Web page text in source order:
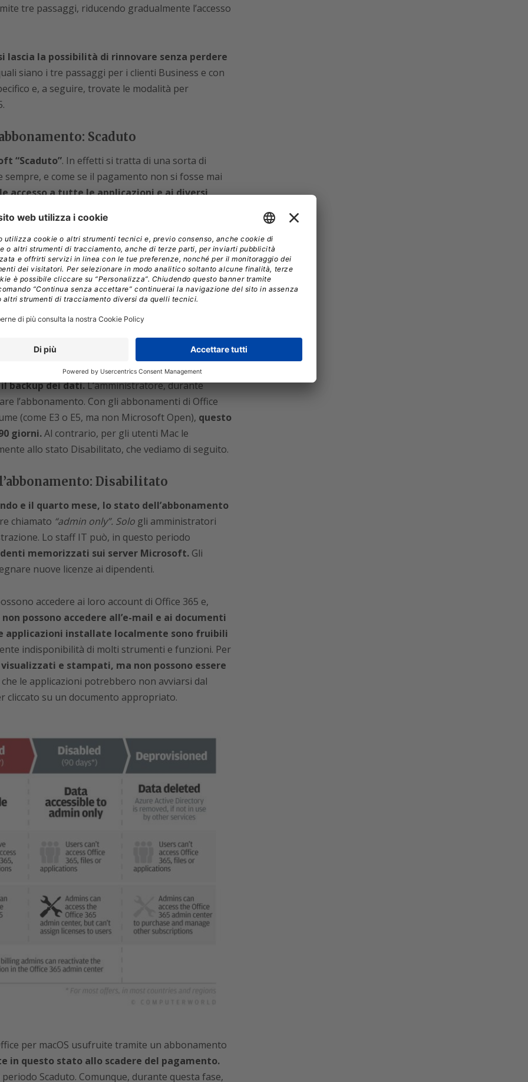
tre passaggi, riducendo gradualmente l’accesso
lascia la possibilità di rinnovare senza perdere
siano i tre passaggi per i clienti Business e con
e, a seguire, trovate le modalità per
Scaduto
“Scaduto”. In effetti si tratta di una sorta di
e come se il pagamento non si fosse mai
accesso a tutte le applicazioni e ai diversi
del piano aziendale scelto.
nessun dato sia rimosso dai server di Microsoft
file archiviati su OneDrive for Business).
non vuol dire essere sospesi
dal servizio
dell’amministratore di Office 365, ancora accedere
applicazioni o licenze
. Può anche assegnare
Qualora l’azienda avesse già deciso di
backup dei dati.L’amministratore, durante
l’abbonamento. Con gli abbonamenti di Office
(come E3 o E5, ma non Microsoft Open), questo
giorni.Al contrario, per gli utenti Mac le
allo stato Disabilitato, che vediamo di seguito.
Disabilitato
e il quarto mese, lo stato dell’abbonamento
chiamato “admin only”. Solo gli amministratori
Lo staff IT può, in questo periodo
memorizzati sui server Microsoft.Gli
nuove licenze ai dipendenti.
accedere ai loro account di Office 365 e,
non possono accedere all’e-mail e ai documenti
applicazioni installate localmente sono fruibili
indisponibilità di molti strumenti e funzioni. Per
e stampati, ma non possono essere
le applicazioni potrebbero non avviarsi dal
cliccato su un documento appropriato.
per macOS usufruite tramite un abbonamento
in questo stato allo scadere del pagamento.
Scaduto. Comunque, durante questa fase,